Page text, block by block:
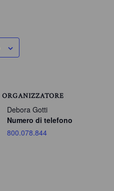
ORGANIZZATORE
Debora Gotti
Numero di telefono
800.078.844